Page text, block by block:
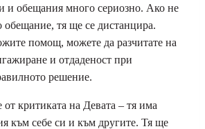
и обещания много сериозно. Ако не
обещание, тя ще се дистанцира.
помощ, можете да разчитате на
и отдаденост при
решение.
от критиката на Девата – тя има
към себе си и към другите. Тя ще